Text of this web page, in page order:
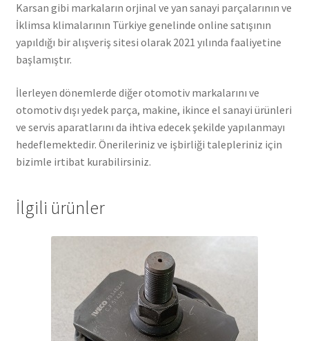
Karsan gibi markaların orjinal ve yan sanayi parçalarının ve
İklimsa klimalarının Türkiye genelinde online satışının
yapıldığı bir alışveriş sitesi olarak 2021 yılında faaliyetine
başlamıştır.
İlerleyen dönemlerde diğer otomotiv markalarını ve
otomotiv dışı yedek parça, makine, ikince el sanayi ürünleri
ve servis aparatlarını da ihtiva edecek şekilde yapılanmayı
hedeflemektedir. Önerileriniz ve işbirliği talepleriniz için
bizimle irtibat kurabilirsiniz.
İlgili ürünler